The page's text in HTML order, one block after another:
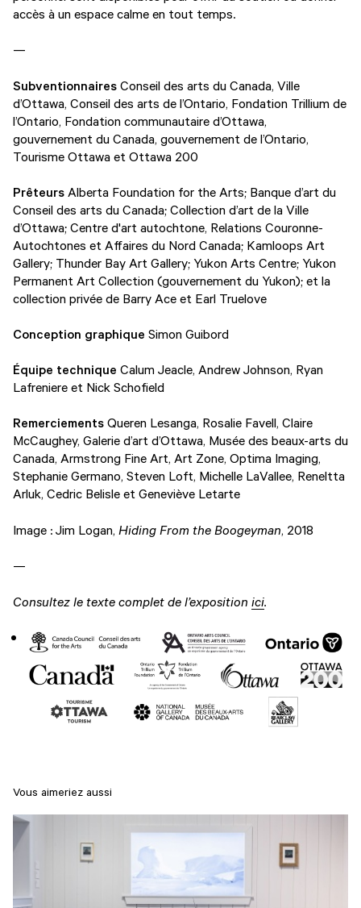
accès à un espace calme en tout temps.
—
SubventionnairesConseil des arts du Canada, Ville
d’Ottawa, Conseil des arts de l’Ontario, Fondation Trillium de
l’Ontario, Fondation communautaire d’Ottawa,
gouvernement du Canada, gouvernement de l’Ontario,
Tourisme Ottawa et Ottawa 200
PrêteursAlberta Foundation for the Arts; Banque d’art du
Conseil des arts du Canada; Collection d’art de la Ville
d’Ottawa; Centre d'art autochtone, Relations Couronne-
Autochtones et Affaires du Nord Canada; Kamloops Art
Gallery; Thunder Bay Art Gallery; Yukon Arts Centre; Yukon
Permanent Art Collection (gouvernement du Yukon); et la
collection privée de Barry Ace et Earl Truelove
Conception graphique Simon Guibord
Équipe technique Calum Jeacle, Andrew Johnson, Ryan
Lafreniere et Nick Schofield
RemerciementsQueren Lesanga, Rosalie Favell, Claire
McCaughey, Galerie d’art d’Ottawa, Musée des beaux-arts du
Canada, Armstrong Fine Art, Art Zone, Optima Imaging,
Stephanie Germano, Steven Loft, Michelle LaVallee, Reneltta
Arluk, Cedric Belisle et Geneviève Letarte
Image : Jim Logan, Hiding From the Boogeyman, 2018
—
Consultez le texte complet de l’exposition ici.
Vous aimeriez aussi